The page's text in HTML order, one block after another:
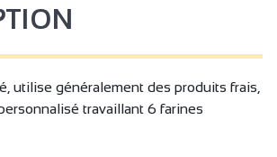
utilise généralement des produits frais,
travaillant 6 farines